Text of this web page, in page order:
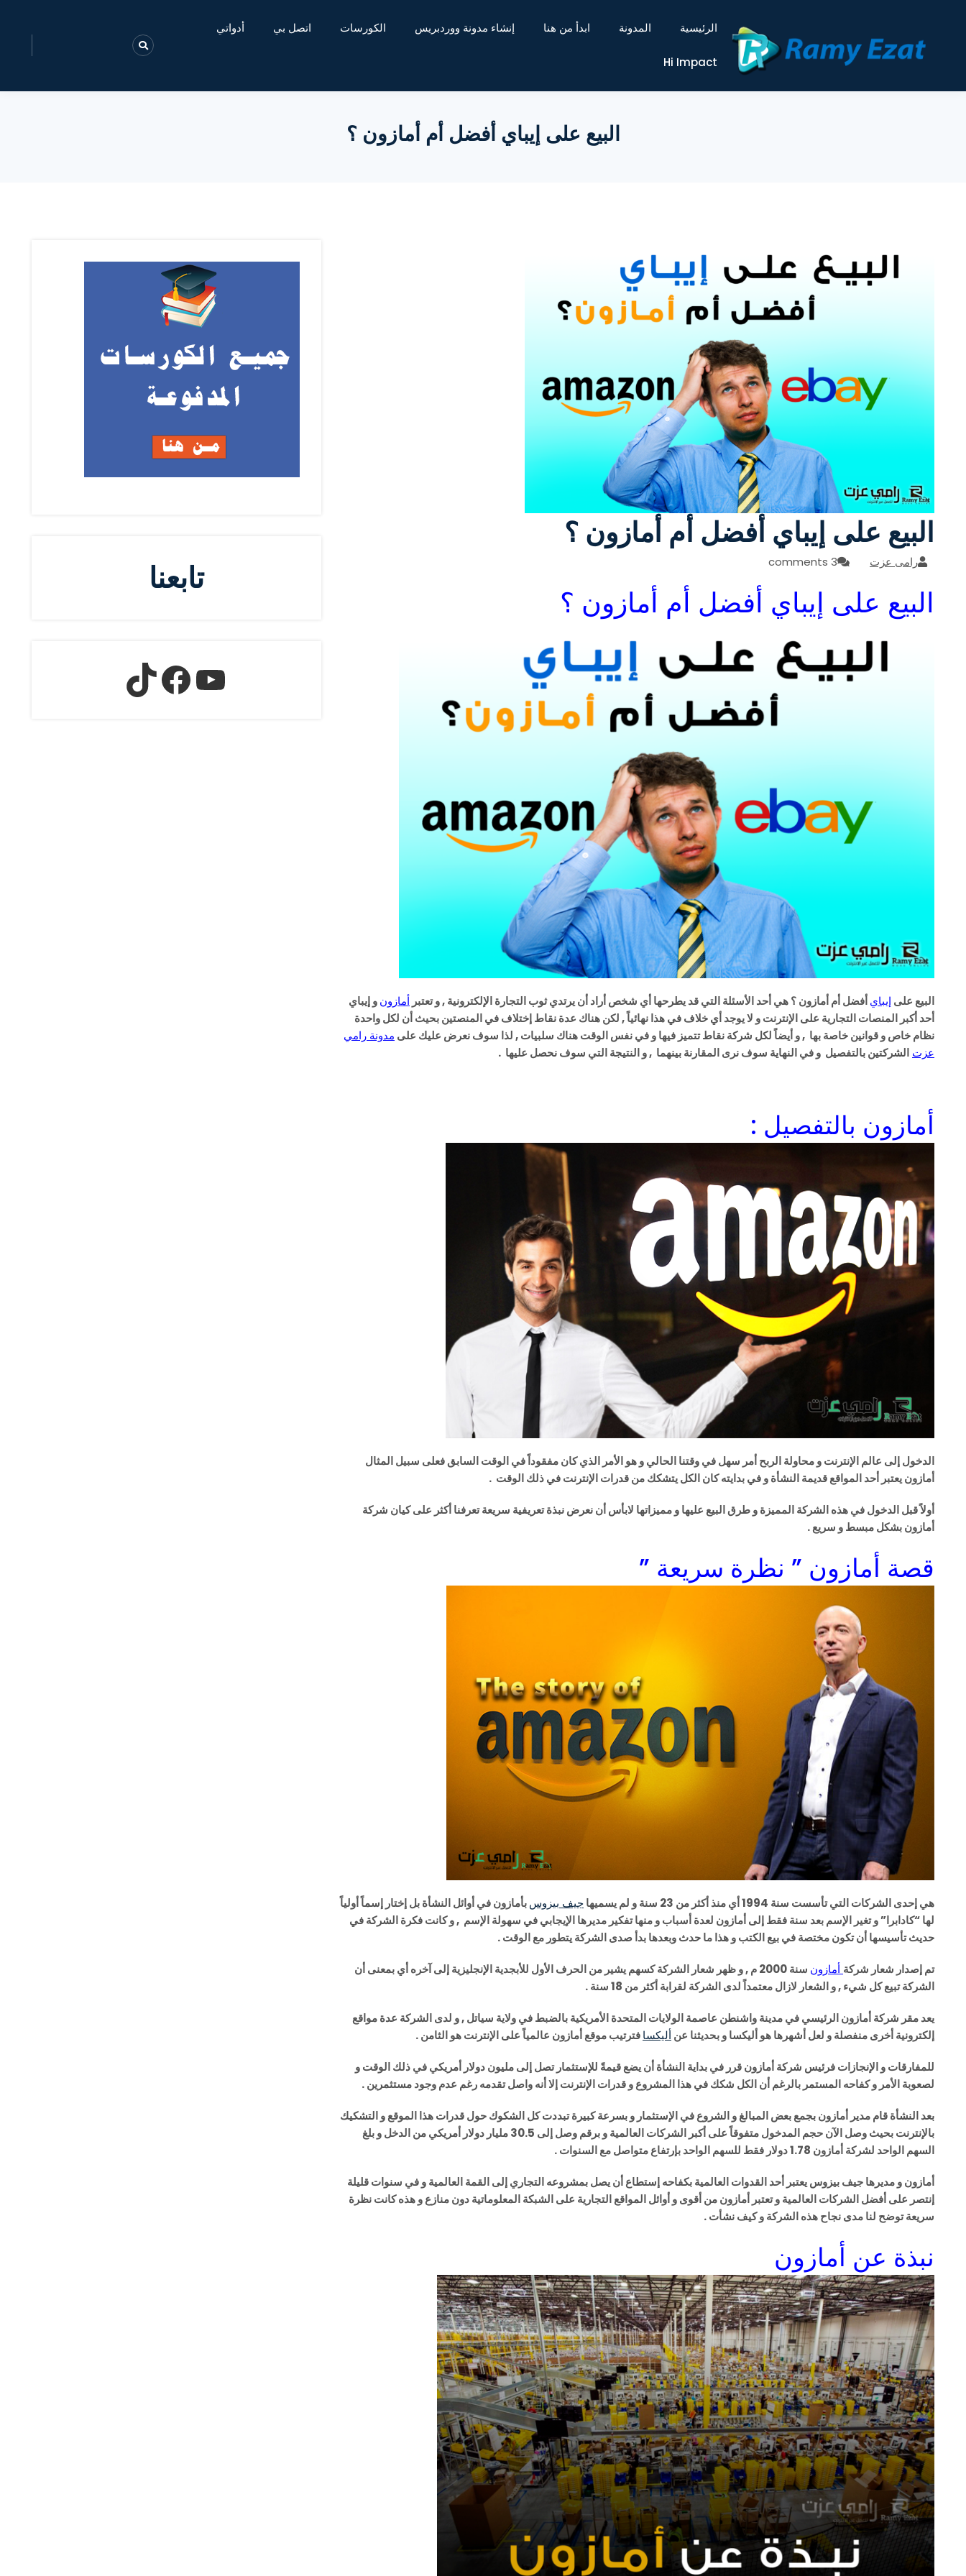
الرئيسية المدونة ابدأ من هنا إنشاء مدونة ووردبريس الكورسات اتصل بي أدواتي
Hi Impact
البيع على إيباي أفضل أم أمازون ؟
البيع على إيباي أفضل أم أمازون ؟
رامى عزت 3 comments
البيع على إيباي أفضل أم أمازون ؟
البيع علىإيبايأفضل أم أمازون ؟ هي أحد الأسئلة التي قد يطرحها أي شخص أراد أن يرتدي ثوب التجارة الإلكترونية , و تعتبر أمازونو إيباي
أحد أكبر المنصات التجارية على الإنترنت و لا يوجد أي خلاف في هذا نهائياً , لكن هناك عدة نقاط إختلاف في المنصتين بحيث أن لكل واحدة
نظام خاص و قوانين خاصة بها , و أيضاً لكل شركة نقاط تتميز فيها و في نفس الوقت هناك سلبيات , لذا سوف نعرض عليك على مدونة رامي
عزت الشركتين بالتفصيل و في النهاية سوف نرى المقارنة بينهما , و النتيجة التي سوف نحصل عليها .
أمازون بالتفصيل :
الدخول إلى عالم الإنترنت و محاولة الربح أمر سهل في وقتنا الحالي و هو الأمر الذي كان مفقوداً في الوقت السابق فعلى سبيل المثال
أمازون يعتبر أحد المواقع قديمة النشأة و في بدايته كان الكل يتشكك من قدرات الإنترنت في ذلك الوقت .
أولاً قبل الدخول في هذه الشركة المميزة و طرق البيع عليها و مميزاتها لابأس أن نعرض نبذة تعريفية سريعة تعرفنا أكثر على كيان شركة
أمازون بشكل مبسط و سريع .
قصة أمازون ” نظرة سريعة ”
هي إحدى الشركات التي تأسست سنة 1994 أي منذ أكثر من 23 سنة و لم يسميها جيف بيزوسبأمازون في أوائل النشأة بل إختار إسماً أولياً
لها “كادابرا” و تغير الإسم بعد سنة فقط إلى أمازون لعدة أسباب و منها تفكير مديرها الإيجابي في سهولة الإسم , و كانت فكرة الشركة في
حديث تأسيسها أن تكون مختصة في بيع الكتب و هذا ما حدث وبعدها بدأ صدى الشركة يتطور مع الوقت .
تم إصدار شعار شركة أمازون
سنة 2000 م , و ظهر شعار الشركة كسهم يشير من الحرف الأول للأبجدية الإنجليزية إلى آخره أي بمعنى أن
الشركة تبيع كل شيء , و الشعار لازال معتمداً لدى الشركة لقرابة أكثر من 18 سنة .
يعد مقر شركة أمازون الرئيسي في مدينة واشنطن عاصمة الولايات المتحدة الأمريكية بالضبط في ولاية سياتل , و لدى الشركة عدة مواقع
إلكترونية أخرى منفصلة و لعل أشهرها هو أليكسا و بحديثنا عنأليكسافترتيب موقع أمازون عالمياً على الإنترنت هو الثامن .
للمفارقات و الإنجازات فرئيس شركة أمازون قرر في بداية النشأة أن يضع قيمةً للإستثمار تصل إلى مليون دولار أمريكي في ذلك الوقت و
لصعوبة الأمر و كفاحه المستمر بالرغم أن الكل شكك في هذا المشروع و قدرات الإنترنت إلا أنه واصل تقدمه رغم عدم وجود مستثمرين .
بعد النشأة قام مدير أمازون بجمع بعض المبالغ و الشروع في الإستثمار و بسرعة كبيرة تبددت كل الشكوك حول قدرات هذا الموقع و التشكيك
بالإنترنت بحيث وصل الآن حجم المدخول متفوقاً على أكبر الشركات العالمية و برقم وصل إلى 30.5 مليار دولار أمريكي من الدخل و بلغ
السهم الواحد لشركة أمازون 1.78 دولار فقط للسهم الواحد بإرتفاع متواصل مع السنوات .
أمازون و مديرها جيف بيزوس يعتبر أحد القدوات العالمية بكفاحه إستطاع أن يصل بمشروعه التجاري إلى القمة العالمية و في سنوات قليلة
إنتصر على أفضل الشركات العالمية و تعتبر أمازون من أقوى و أوائل المواقع التجارية على الشبكة المعلوماتية دون منازع و هذه كانت نظرة
سريعة توضح لنا مدى نجاح هذه الشركة و كيف نشأت .
نبذة عن أمازون
تابعنا